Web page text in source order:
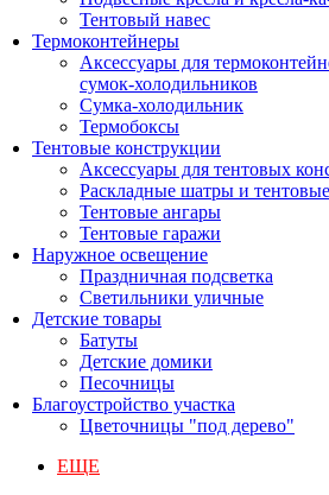
Тентовый навес
Термоконтейнеры
Аксессуары для
сумок-холодильников
Сумка-холодильник
Термобоксы
Тентовые конструкции
Аксессуары для тентовых
Раскладные шатры и
Тентовые ангары
Тентовые гаражи
Наружное освещение
Праздничная подсветка
Светильники уличные
Детские товары
Батуты
Детские домики
Песочницы
Благоустройство участка
Цветочницы "под дерево"
ЕЩЕ